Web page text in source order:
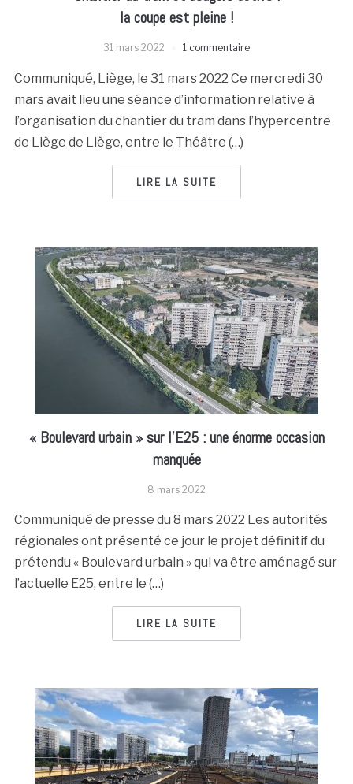
la coupe est pleine !
31 mars 2022 1 commentaire
Communiqué, Liège, le 31 mars 2022 Ce mercredi 30
mars avait lieu une séance d’information relative à
l’organisation du chantier du tram dans l’hypercentre
de Liège de Liège, entre le Théâtre (…)
LIRE LA SUITE
« Boulevard urbain » sur l’E25 : une énorme occasion
manquée
8 mars 2022
Communiqué de presse du 8 mars 2022 Les autorités
régionales ont présenté ce jour le projet définitif du
prétendu « Boulevard urbain » qui va être aménagé sur
l’actuelle E25, entre le (…)
LIRE LA SUITE